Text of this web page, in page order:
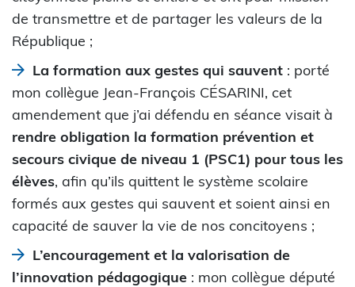
de transmettre et de partager les valeurs de la
République ;
La formation aux gestes qui sauvent : porté
mon collègue Jean-François CÉSARINI, cet
amendement que j’ai défendu en séance visait à
rendre obligation la formation prévention et
secours civique de niveau 1 (PSC1) pour tous les
élèves, afin qu’ils quittent le système scolaire
formés aux gestes qui sauvent et soient ainsi en
capacité de sauver la vie de nos concitoyens ;
L’encouragement et la valorisation de
l’innovation pédagogique : mon collègue député